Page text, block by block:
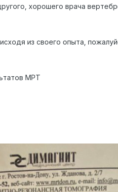
хорошего врача
из своего опыта,
МРТ